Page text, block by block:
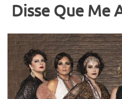
Disse Que Me